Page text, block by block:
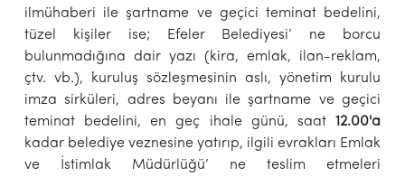
ilmühaberi ile şartname ve geçici teminat bedelini,
tüzel kişiler ise; Efeler Belediyesi’ ne borcu
bulunmadığına dair yazı (kira, emlak, ilan-reklam,
çtv. vb.), kuruluş sözleşmesinin aslı, yönetim kurulu
imza sirküleri, adres beyanı ile şartname ve geçici
teminat bedelini, en geç ihale günü, saat12.00'a
kadar belediye veznesine yatırıp, ilgili evrakları Emlak
ve İstimlak Müdürlüğü’ ne teslim etmeleri